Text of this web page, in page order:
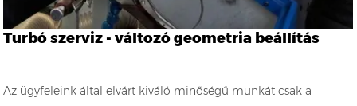
Turbó szerviz - változó geometria beállítás
Az ügyfeleink által elvárt kiváló minőségű munkát csak a